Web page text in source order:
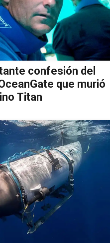
confesión del
que murió
Titan